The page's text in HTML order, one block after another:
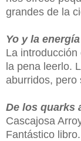
grandes de la
Yo y la energía
La
la pena leerlo.
aburridos, pero
De los quarks
Cascajosa
Fantástico